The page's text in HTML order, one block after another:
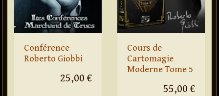
Conférence
Roberto Giobbi
25,00 €
Cours de
Cartomagie
Moderne Tome 5
55,00 €